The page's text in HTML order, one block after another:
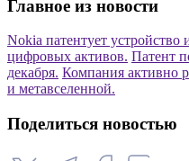
Главное из новости
Nokia патентует
цифровых активов. Патент
декабря. Компания активно
и метавселенной.
Поделиться новостью